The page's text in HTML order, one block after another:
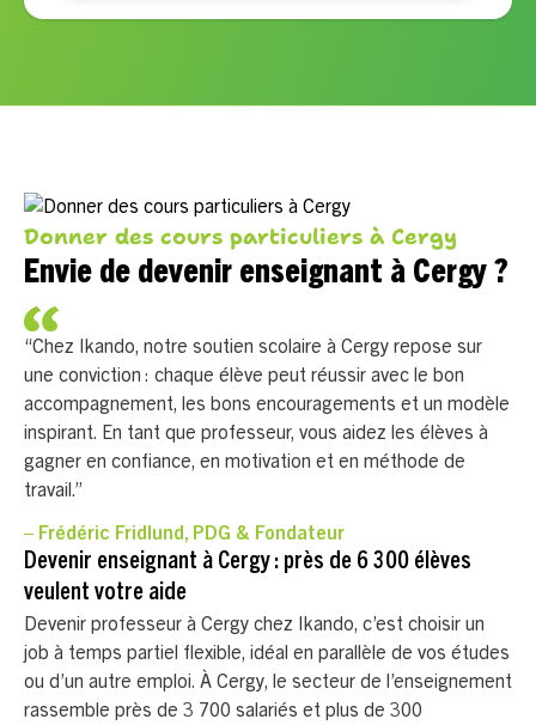
Donner des cours particuliers à Cergy
Envie de devenir enseignant à Cergy ?
“Chez Ikando, notre soutien scolaire à Cergy repose sur
une conviction : chaque élève peut réussir avec le bon
accompagnement, les bons encouragements et un modèle
inspirant. En tant que professeur, vous aidez les élèves à
gagner en confiance, en motivation et en méthode de
travail.”
– Frédéric Fridlund, PDG & Fondateur
Devenir enseignant à Cergy : près de 6 300 élèves
veulent votre aide
Devenir professeur à Cergy chez Ikando, c’est choisir un
job à temps partiel flexible, idéal en parallèle de vos études
ou d’un autre emploi. À Cergy, le secteur de l’enseignement
rassemble près de 3 700 salariés et plus de 300